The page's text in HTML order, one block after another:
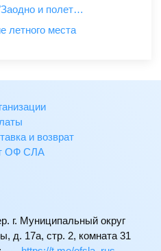
и полет…
летного места
и возврат
ОФ СЛА
г. Муниципальный округ
д. 17а, стр. 2, комната 31